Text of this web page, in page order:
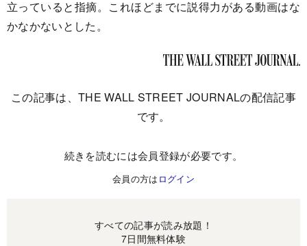
立っていると指摘。これほどまでに説得力がある動画はな
かなかないとした。
この記事は、THE WALL STREET JOURNALの配信記事
です。
続きを読むには会員登録が必要です。
会員の方は ログイン
すべての記事が読み放題！
7日間無料体験